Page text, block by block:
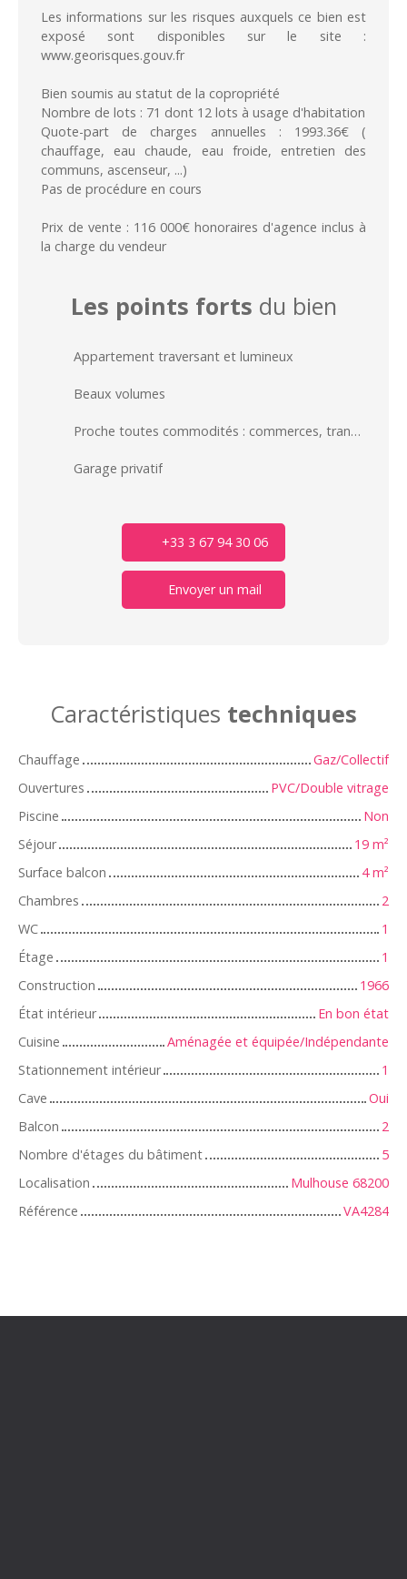
Les informations sur les risques auxquels ce bien est
exposé sont disponibles sur le site :
www.georisques.gouv.fr
Bien soumis au statut de la copropriété
Nombre de lots : 71 dont 12 lots à usage d'habitation
Quote-part de charges annuelles : 1993.36€ (
chauffage, eau chaude, eau froide, entretien des
communs, ascenseur, ...)
Pas de procédure en cours
Prix de vente : 116 000€ honoraires d'agence inclus à
la charge du vendeur
Les points forts du bien
Appartement traversant et lumineux
Beaux volumes
Proche toutes commodités : commerces, transports, écoles...
Garage privatif
+33 3 67 94 30 06
Envoyer un mail
Caractéristiques techniques
Chauffage
Gaz/Collectif
Ouvertures
PVC/Double vitrage
Piscine
Non
Séjour
19 m²
Surface balcon
4m²
Chambres
2
WC
1
Étage
1
Construction
1966
État intérieur
En bon état
Cuisine
Aménagée et équipée/Indépendante
Stationnement intérieur
1
Cave
Oui
Balcon
2
Nombre d'étages du bâtiment
5
Localisation
Mulhouse 68200
Référence
VA4284